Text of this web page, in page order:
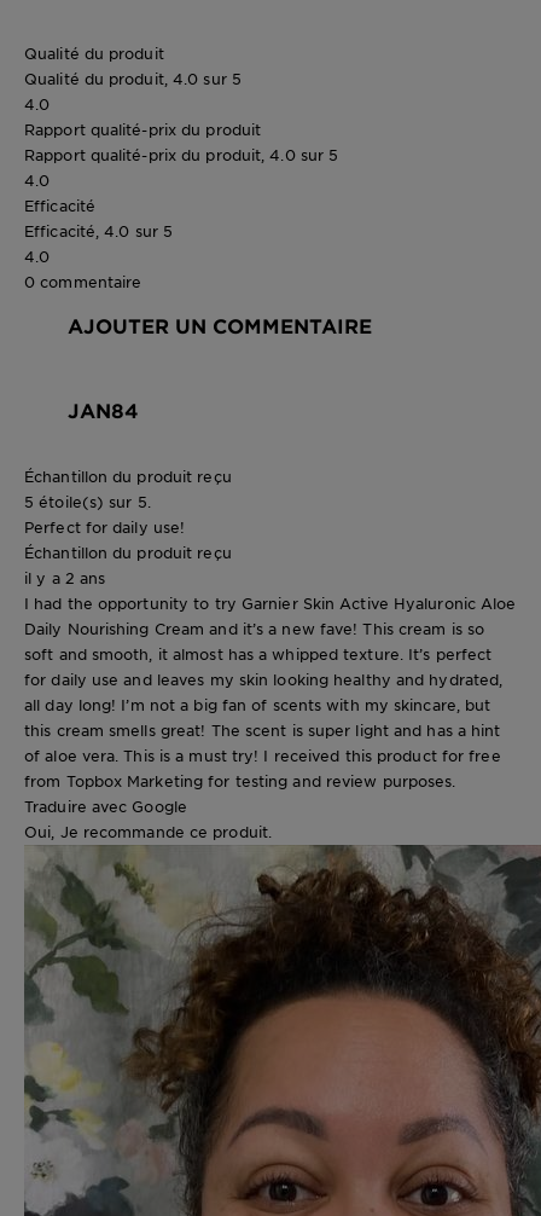
Qualité du produit
Qualité du produit, 4.0 sur 5
4.0
Rapport qualité-prix du produit
Rapport qualité-prix du produit, 4.0 sur 5
4.0
Efficacité
Efficacité, 4.0 sur 5
4.0
0 commentaire
AJOUTER UN COMMENTAIRE
JAN84
Échantillon du produit reçu
5 étoile(s) sur 5.
Perfect for daily use!
Échantillon du produit reçu
il y a 2 ans
I had the opportunity to try Garnier Skin Active Hyaluronic Aloe
Daily Nourishing Cream and it’s a new fave! This cream is so
soft and smooth, it almost has a whipped texture. It’s perfect
for daily use and leaves my skin looking healthy and hydrated,
all day long! I’m not a big fan of scents with my skincare, but
this cream smells great! The scent is super light and has a hint
of aloe vera. This is a must try! I received this product for free
from Topbox Marketing for testing and review purposes.
Traduire avec Google
Oui, Je recommande ce produit.